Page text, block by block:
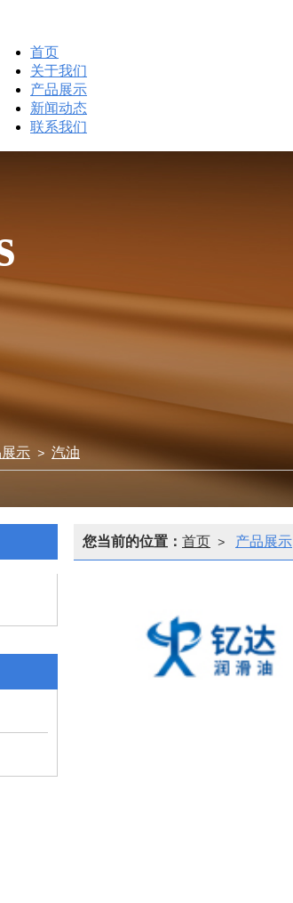
首页
关于我们
产品展示
新闻动态
联系我们
示 > 汽油
您当前的位置： 首页 > 产品展示